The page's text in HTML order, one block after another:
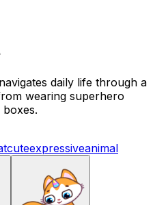
daily life through a
wearing superhero
cuteexpressiveanimal